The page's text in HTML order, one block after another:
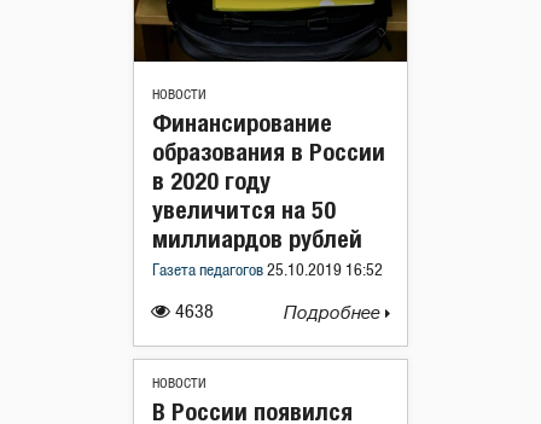
НОВОСТИ
4638
Финансирование
образования в России
в 2020 году
увеличится на 50
миллиардов рублей
Газета педагогов 25.10.2019 16:52
Подробнее
НОВОСТИ
В России появился